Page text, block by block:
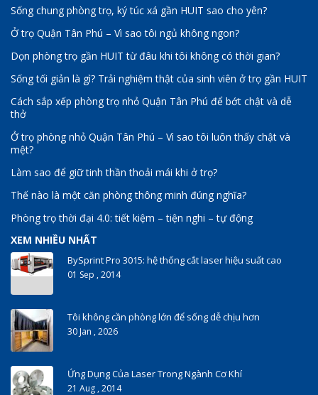
Sống chung phòng trọ, ký túc xá gần HUIT sao cho yên?
Ở trọ Quận Tân Phú – Vì sao tôi ngủ không ngon?
Dọn phòng trọ gần HUIT từ đâu khi tôi không có thời gian?
Sống tối giản là gì? Trải nghiệm thật của sinh viên ở trọ gần HUIT
Cách sắp xếp phòng trọ nhỏ Quận Tân Phú để bớt chật và dễ
thở
Ở trọ phòng nhỏ Quận Tân Phú – Vì sao tôi luôn thấy chật và
mệt?
Làm sao để giữ tinh thần thoải mái khi ở trọ?
Thế nào là một căn phòng thông minh đúng nghĩa?
Phòng trọ thời đại 4.0: tiết kiệm – tiện nghi – tự động
XEM NHIỀU NHẤT
BySprint Pro 3015: hệ thống cắt laser hiệu suất cao
01 Sep , 2014
Tôi không cần phòng lớn để sống dễ chịu hơn
30 Jan , 2026
Ứng Dụng Của Laser Trong Ngành Cơ Khí
21 Aug , 2014